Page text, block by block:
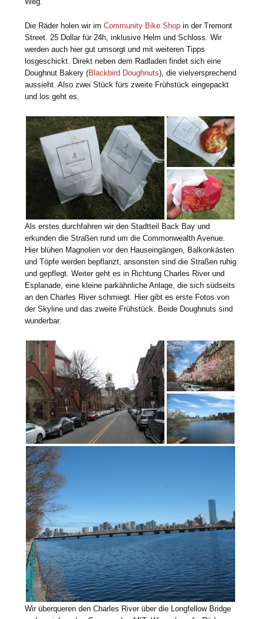
Die Räder holen wir imCommunity Bike Shop in der Tremont
Street. 25 Dollar für 24h, inklusive Helm und Schloss. Wir
werden auch hier gut umsorgt und mit weiteren Tipps
losgeschickt. Direkt neben dem Radladen findet sich eine
Doughnut Bakery (Blackbird Doughnuts), die vielversprechend
aussieht. Also zwei Stück fürs zweite Frühstück eingepackt
und los geht es.
Als erstes durchfahren wir den Stadtteil Back Bay und
erkunden die Straßen rund um die Commonwealth Avenue.
Hier blühen Magnolien vor den Hauseingängen, Balkonkästen
und Töpfe werden bepflanzt, ansonsten sind die Straßen ruhig
und gepflegt. Weiter geht es in Richtung Charles River und
Esplanade, eine kleine parkähnliche Anlage, die sich südseits
an den Charles River schmiegt. Hier gibt es erste Fotos von
der Skyline und das zweite Frühstück. Beide Doughnuts sind
wunderbar.
Wir überqueren den Charles River über die Longfellow Bridge